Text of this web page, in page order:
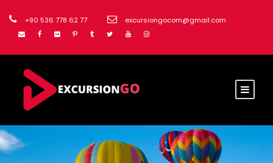
+90 536 778 62 77 excursiongocom@gmail.com